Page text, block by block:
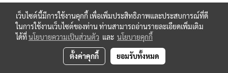
เว็บไซต์นี้มีการใช้งานคุกกี้ เพื่อเพิ่มประสิทธิภาพและประสบการณ์ที่ดี
ในการใช้งานเว็บไซต์ของท่าน ท่านสามารถอ่านรายละเอียดเพิ่มเติม
ได้ที่นโยบายความเป็นส่วนตัว และ นโยบายคุกกี้
ตั้งค่าคุกกี้ ยอมรับทั้งหมด